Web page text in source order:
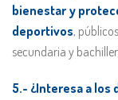
bienestar y
deportivos,
secundaria y
5.- ¿Interesa a los